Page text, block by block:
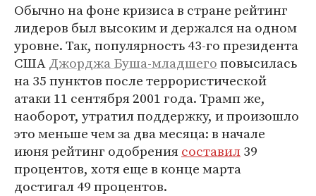
Обычно на фоне кризиса в стране рейтинг
лидеров был высоким и держался на одном
уровне. Так, популярность 43-го президента
СШАДжорджа Буша-младшегоповысилась
на 35 пунктов после террористической
атаки 11 сентября 2001 года. Трамп же,
наоборот, утратил поддержку, и произошло
это меньше чем за два месяца: в начале
июня рейтинг одобрениясоставил39
процентов, хотя еще в конце марта
достигал 49 процентов.